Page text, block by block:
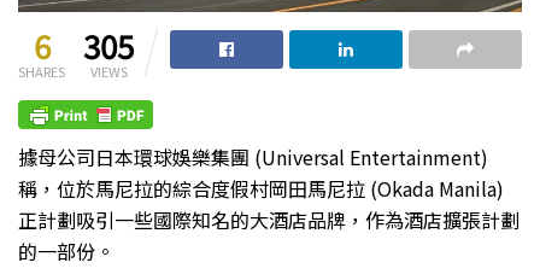
6
SHARES
305
VIEWS
據母公司日本環球娛樂集團 (Universal Entertainment)
稱，位於馬尼拉的綜合度假村岡田馬尼拉 (Okada Manila)
正計劃吸引一些國際知名的大酒店品牌，作為酒店擴張計劃
的一部份。